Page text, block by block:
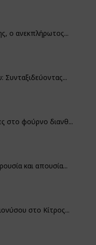
ο ανεκπλήρωτος...
Συνταξιδεύοντας...
στο φούρνο διανθ...
και απουσία...
στο Κίτρος...